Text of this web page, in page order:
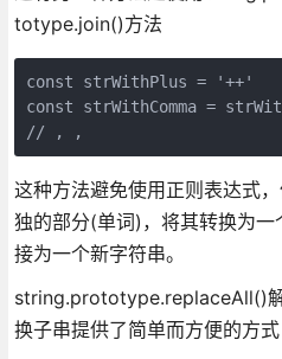
totype.join()方法
const strWithPlus = '++'
const strWithComma =
// , ,
这种方法避免使用正则表达式
独的部分(单词)，将其转换为
接为一个新字符串。
string.prototype.replaceAll()
换子串提供了简单而方便的方式